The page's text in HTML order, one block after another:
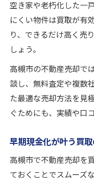
空き家や老朽化した一
にくい物件は買取が有
り、できるだけ高く売
しょう。
高槻市の不動産売却で
談し、無料査定や複数
た最適な売却方法を見
ぐためにも、実績や口
早期現金化が叶う買
高槻市で不動産売却を
ておくことでスムーズ